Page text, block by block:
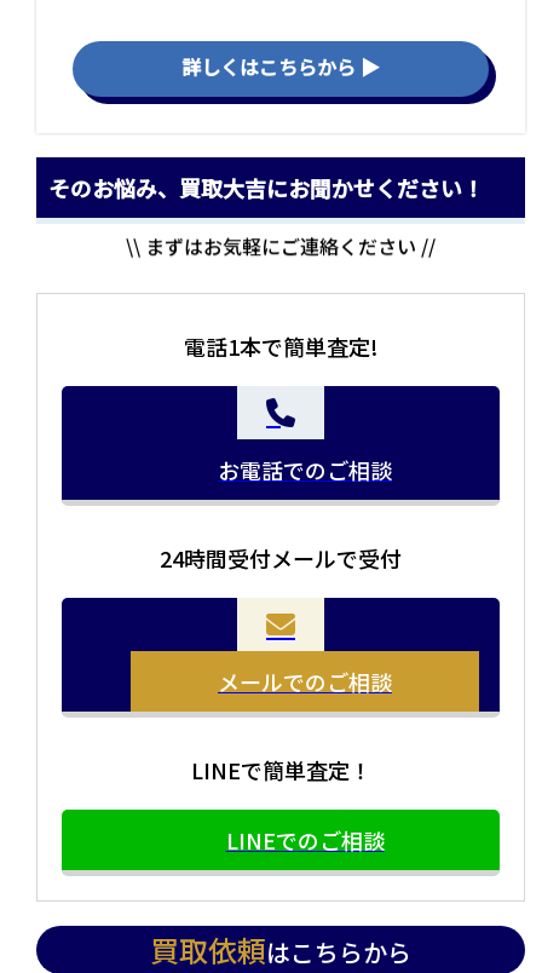
詳しくはこちらから ▶
お品物をつめて送るだけで査定が可能です。時間が無い
方や、荷物が多い方へオススメです。
当店の査定員がご自宅に伺いその場で査定を致します。
まとめて売りたい！価値がわからなく売れるかわからな
そのお悩み、買取大吉にお聞かせください！
\\ まずはお気軽にご連絡ください //
電話1本で簡単査定!
お電話でのご相談
24時間受付メールで受付
メールでのご相談
LINEで簡単査定！
LINEでのご相談
買取依頼はこちらから